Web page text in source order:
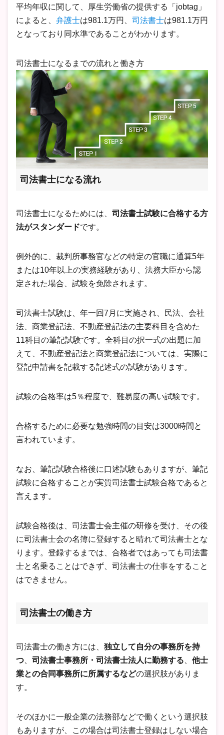
平均年収に関して、厚生労働省の提供する「jobtag」
によると、 弁護士は981.1万円、 司法書士は981.1万円
となっており同水準であることがわかります。
司法書士になるまでの流れと働き方
司法書士になる流れ
司法書士になるためには、 司法書士試験に合格する方
法がスタンダードです。
例外的に、裁判所事務官などの特定の官職に通算5年
または10年以上の実務経験があり、法務大臣から認
定された場合、試験を免除されます。
司法書士試験は、年一回7月に実施され、民法、会社
法、商業登記法、不動産登記法の主要科目を含めた
11科目の筆記試験です。全科目の択一式の出題に加
えて、不動産登記法と商業登記法については、実際に
登記申請書を記載する記述式の試験があります。
試験の合格率は5％程度で、難易度の高い試験です。
合格するために必要な勉強時間の目安は3000時間と
言われています。
なお、筆記試験合格後に口述試験もありますが、筆記
試験に合格することが実質司法書士試験合格であると
言えます。
試験合格後は、司法書士会主催の研修を受け、その後
に司法書士会の名簿に登録すると晴れて司法書士とな
ります。登録するまでは、合格者ではあっても司法書
士と名乗ることはできず、司法書士の仕事をすること
はできません。
司法書士の働き方
司法書士の働き方には、 独立して自分の事務所を持
つ
司法書士事務所・司法書士法人に勤務する
他士
業との合同事務所に所属するなどの選択肢がありま
す。
そのほかに一般企業の法務部などで働くという選択肢
もありますが、この場合は司法書士登録はしない場合